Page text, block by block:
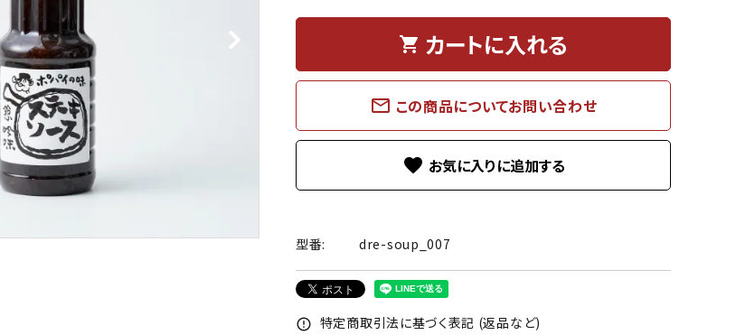
shopping_cart カートに入れる
mail_outline この商品についてお問い合わせ
favorite
型番: dre-soup_007
error_outline 特定商取引法に基づく表記 (返品など)